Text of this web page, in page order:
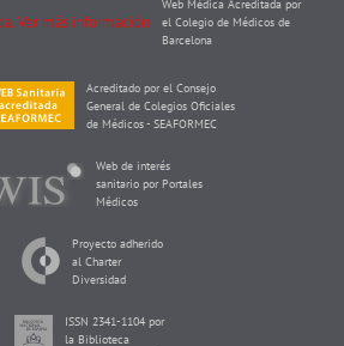
Web Médica Acreditada por
el Colegio de Médicos de
Barcelona
Acreditado por el Consejo
General de Colegios Oficiales
de Médicos - SEAFORMEC
Web de interés
sanitario por Portales
Médicos
Proyecto adherido
al Charter
Diversidad
ISSN 2341-1104 por
la Biblioteca